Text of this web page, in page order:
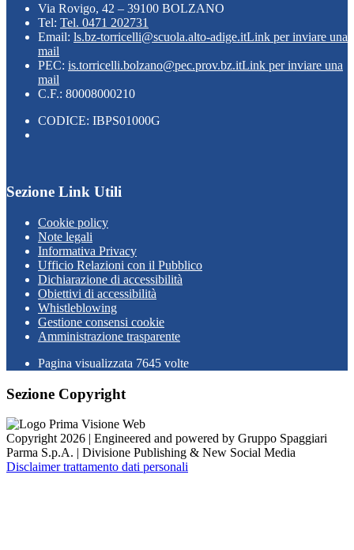
Via Rovigo, 42 – 39100 BOLZANO
Tel: Tel. 0471 202731
Email: ls.bz-torricelli@scuola.alto-adige.itLink per inviare una
mail
PEC: is.torricelli.bolzano@pec.prov.bz.itLink per inviare una
mail
C.F.: 80008000210
CODICE: IBPS01000G
Sezione Link Utili
Cookie policy
Note legali
Informativa Privacy
Ufficio Relazioni con il Pubblico
Dichiarazione di accessibilità
Obiettivi di accessibilità
Whistleblowing
Gestione consensi cookie
Amministrazione trasparente
Pagina visualizzata 7645 volte
Sezione Copyright
Copyright 2026 | Engineered and powered by Gruppo Spaggiari
Parma S.p.A. | Divisione Publishing & New Social Media
Disclaimer trattamento dati personali